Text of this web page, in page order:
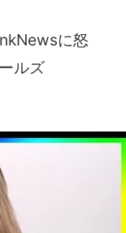
に怒
ルズ